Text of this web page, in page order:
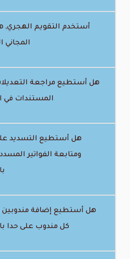
أستخدم التقويم الهجري,
المجاني
هل أستطيع مراجعة
المستندات في
هل أستطيع التسديد
ومتابعة الفواتير
هل أستطيع إضافة مندوبين
كل مندوب على حدا